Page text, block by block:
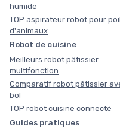
humide
TOP aspirateur robot pour
d'animaux
Robot de cuisine
Meilleurs robot pâtissier
multifonction
Comparatif robot pâtissier
bol
TOP robot cuisine connecté
Guides pratiques